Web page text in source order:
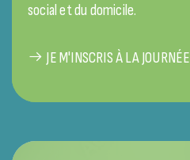
social et du domicile.
JE M'INSCRIS À LA JOURNÉE